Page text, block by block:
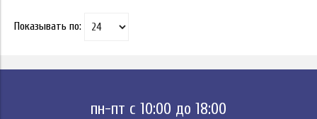
Показывать по:
пн-пт с 10:00 до 18:00